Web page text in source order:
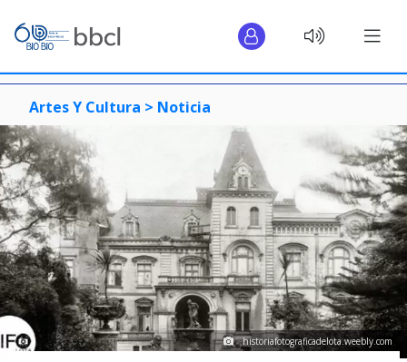
Artes Y Cultura > Noticia
historiafotograficadelota.weebly.com